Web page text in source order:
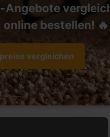
bestellen! 🔥
vergleichen